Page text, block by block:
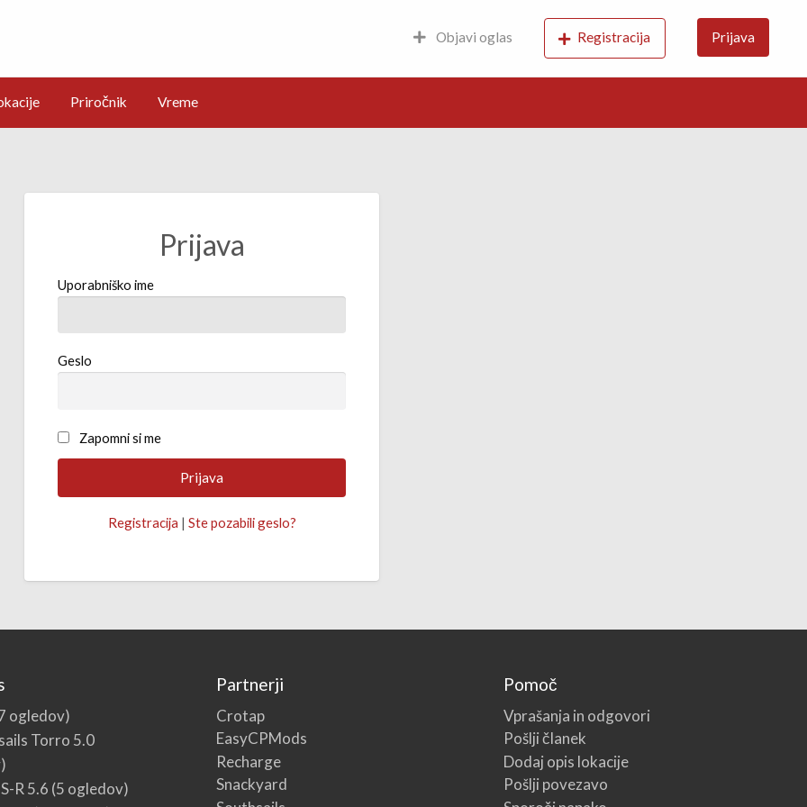
Objavi oglas Registracija Prijava
Priročnik Vreme
Prijava
Uporabniško ime
Geslo
Zapomni si me
Registracija | Ste pozabili geslo?
ogledov)
Torro 5.0
R 5.6 (5 ogledov)
Partnerji
Crotap
EasyCPMods
Recharge
Snackyard
Pomoč
Vprašanja in odgovori
Pošlji članek
Dodaj opis lokacije
Pošlji povezavo